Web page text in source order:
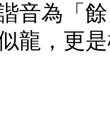
音為「
龍，更是